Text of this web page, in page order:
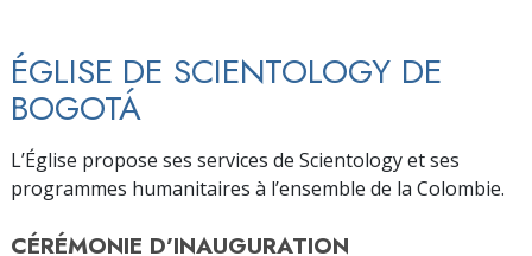
ÉGLISE DE SCIENTOLOGY DE
BOGOTÁ
L’Église propose ses services de Scientology et ses
programmes humanitaires à l’ensemble de la Colombie.
CÉRÉMONIE D’INAUGURATION